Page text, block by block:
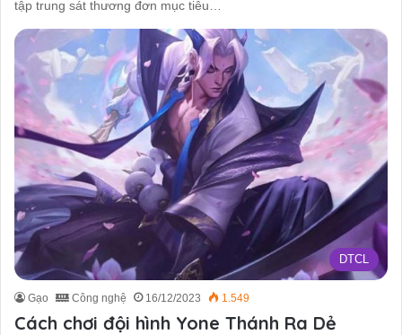
tập trung sát thương đơn mục tiêu…
DTCL
Gạo Công nghệ 16/12/2023 1.549
Cách chơi đội hình Yone Thánh Ra Dẻ